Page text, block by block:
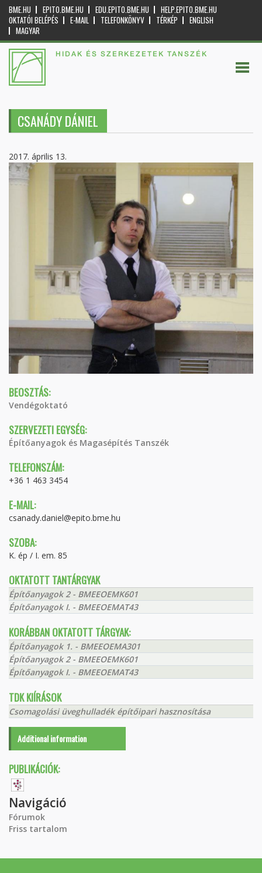
BME.HU EPITO.BME.HU EDU.EPITO.BME.HU
HELP.EPITO.BME.HU
OKTATÓI BELÉPÉS
E-MAIL TELEFONKÖNYV TÉRKÉP
ENGLISH
MAGYAR
HIDAK ÉS SZERKEZETEK TANSZÉK
CSANÁDY DÁNIEL
2017. április 13.
BEOSZTÁS:
Vendégoktató
SZERVEZETI EGYSÉG:
Építőanyagok és Magasépítés Tanszék
TELEFONSZÁM:
+36 1 463 3454
E-MAIL:
csanady.daniel@epito.bme.hu
SZOBA:
K. ép / I. em. 85
OKTATOTT TANTÁRGYAK
Építőanyagok 2 - BMEEOEMK601
Építőanyagok I. - BMEEOEMAT43
KORÁBBAN OKTATOTT TÁRGYAK:
Építőanyagok 1. - BMEEOEMA301
Építőanyagok 2 - BMEEOEMK601
Építőanyagok I. - BMEEOEMAT43
TDK KIÍRÁSOK
Csomagolási üveghulladék építőipari hasznosítása
Additional information
PUBLIKÁCIÓK:
Navigáció
Fórumok
Friss tartalom